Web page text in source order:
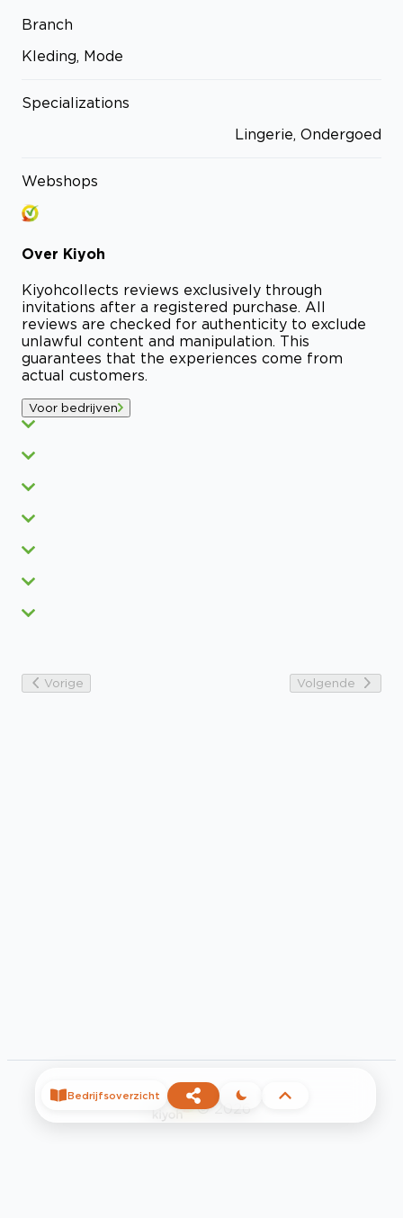
Branch
Kleding, Mode
Specializations
Lingerie, Ondergoed
Webshops
Over Kiyoh
Kiyohcollects reviews exclusively through
invitations after a registered purchase. All
reviews are checked for authenticity to exclude
unlawful content and manipulation. This
guarantees that the experiences come from
actual customers.
Voor bedrijven
Vorige Volgende
©2026
Bedrijfsoverzicht